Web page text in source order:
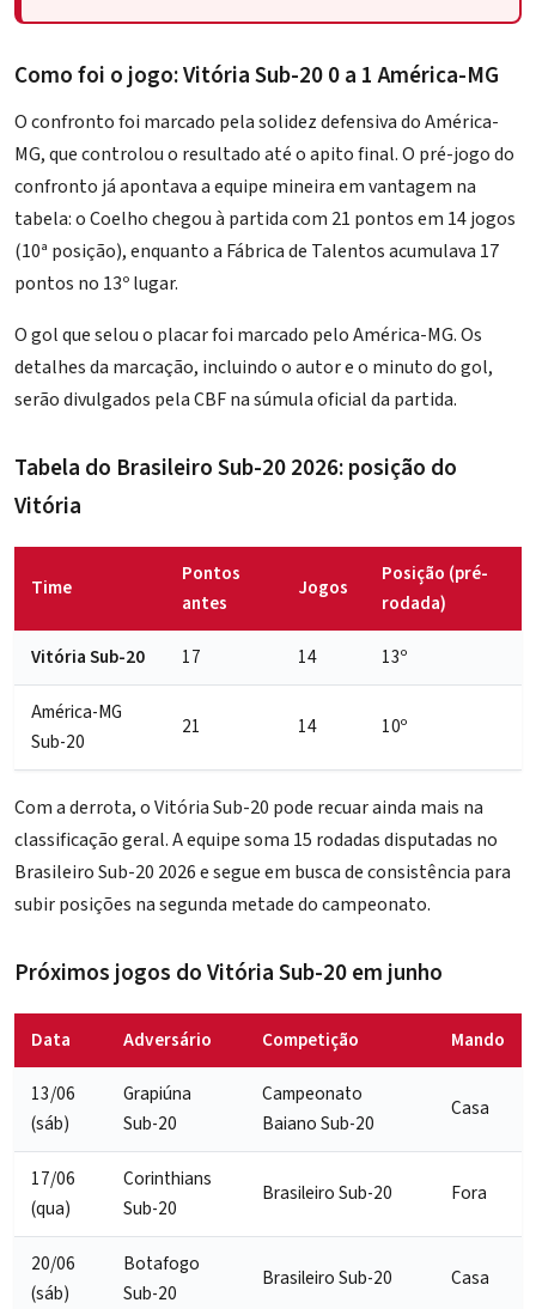
Como foi o jogo: Vitória Sub-20 0 a 1 América-MG
O confronto foi marcado pela solidez defensiva do América-
MG, que controlou o resultado até o apito final. O pré-jogo do
confronto já apontava a equipe mineira em vantagem na
tabela: o Coelho chegou à partida com 21 pontos em 14 jogos
(10ª posição), enquanto a Fábrica de Talentos acumulava 17
pontos no 13º lugar.
O gol que selou o placar foi marcado pelo América-MG. Os
detalhes da marcação, incluindo o autor e o minuto do gol,
serão divulgados pela CBF na súmula oficial da partida.
Tabela do Brasileiro Sub-20 2026: posição do
Vitória
Time
Pontos
antes
Jogos
Posição (pré-
rodada)
Vitória Sub-20 17 14 13º
América-MG
Sub-20
21 14 10º
Com a derrota, o Vitória Sub-20 pode recuar ainda mais na
classificação geral. A equipe soma 15 rodadas disputadas no
Brasileiro Sub-20 2026 e segue em busca de consistência para
subir posições na segunda metade do campeonato.
Próximos jogos do Vitória Sub-20 em junho
Data Adversário Competição Mando
13/06
(sáb)
Grapiúna
Sub-20
Campeonato
Baiano Sub-20
Casa
17/06
(qua)
Corinthians
Sub-20
Brasileiro Sub-20 Fora
20/06
(sáb)
Botafogo
Sub-20
Brasileiro Sub-20 Casa